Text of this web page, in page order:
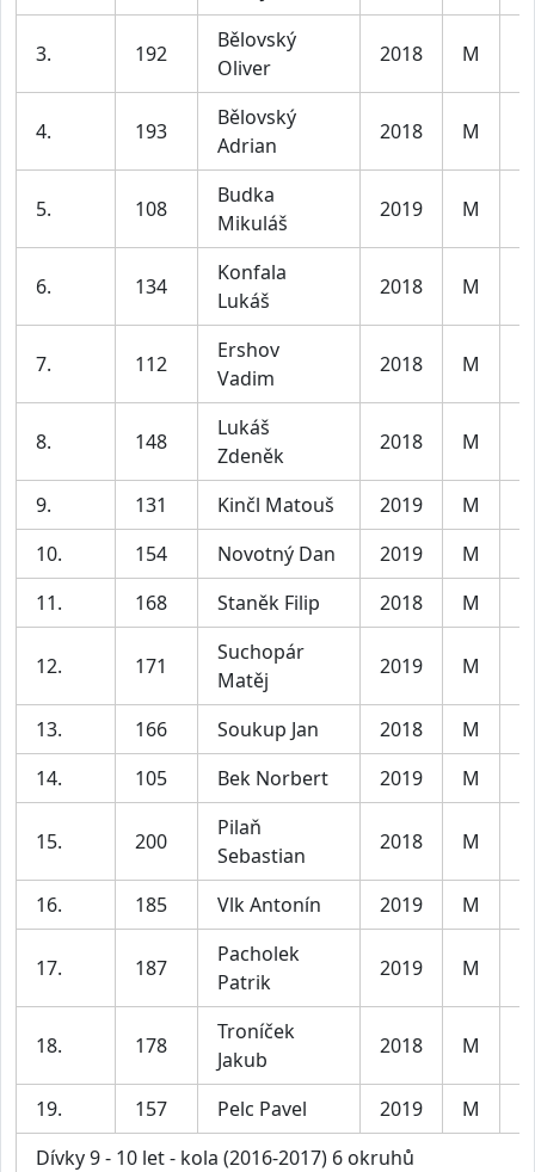
3. 192
Bělovský
Oliver
2018 M
4. 193
Bělovský
Adrian
2018 M
5. 108
Budka
Mikuláš
2019 M
6. 134
Konfala
Lukáš
2018 M
7. 112
Ershov
Vadim
2018 M
8. 148
Lukáš
Zdeněk
2018 M
9. 131 Kinčl Matouš 2019 M
10.
154 Novotný Dan 2019 M
11.
168 Staněk Filip 2018 M
12. 171
Suchopár
Matěj
2019 M
13. 166 Soukup Jan 2018 M
14.
105 Bek Norbert 2019 M
15. 200
Pilaň
Sebastian
2018 M
16. 185 Vlk Antonín 2019 M
17. 187
Pacholek
Patrik
2019 M
18. 178
Troníček
Jakub
2018 M
19. 157 Pelc Pavel 2019 M
Dívky 9 - 10 let - kola (2016-2017) 6 okruhů